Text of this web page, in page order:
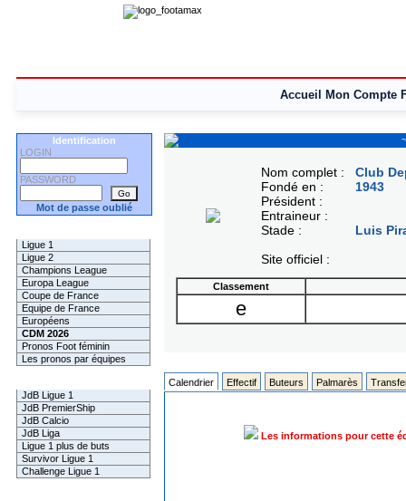
Accueil Mon Compte
Identification
LOGIN
PASSWORD
Mot de passe oublié
Ligue 1
Ligue 2
Champions League
Europa League
Coupe de France
Equipe de France
Européens
CDM 2026
Pronos Foot féminin
Les pronos par équipes
JdB Ligue 1
JdB PremierShip
JdB Calcio
JdB Liga
Ligue 1 plus de buts
Survivor Ligue 1
Challenge Ligue 1
Nom complet :
Fondé en :
Président :
Entraineur :
Stade :
Site officiel :
Club
1943
Luis
Classement
e
Calendrier Effectif Buteurs Palmarès
Les informations pour cette